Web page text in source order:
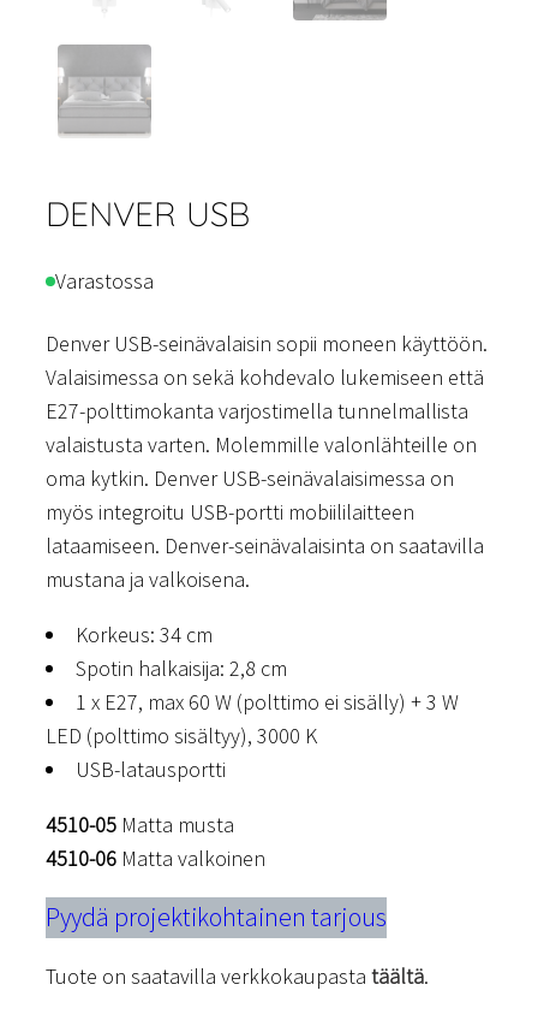
DENVER USB
Varastossa
Denver USB-seinävalaisin sopii moneen käyttöön.
Valaisimessa on sekä kohdevalo lukemiseen että
E27-polttimokanta varjostimella tunnelmallista
valaistusta varten. Molemmille valonlähteille on
oma kytkin. Denver USB-seinävalaisimessa on
myös integroitu USB-portti mobiililaitteen
lataamiseen. Denver-seinävalaisinta on saatavilla
mustana ja valkoisena.
Korkeus: 34 cm
Spotin halkaisija: 2,8 cm
1 x E27, max 60 W (polttimo ei sisälly) + 3 W
LED (polttimo sisältyy), 3000 K
USB-latausportti
4510-05 Matta musta
4510-06 Matta valkoinen
Pyydä projektikohtainen tarjous
Tuote on saatavilla verkkokaupasta täältä.